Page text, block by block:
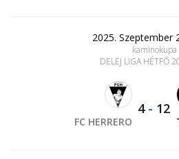
2025. Szeptember
kaminokupa
DELEJ LIGA HÉTFŐ
FC HERRERO
4- 12